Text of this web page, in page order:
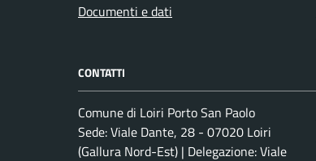
Documenti e dati
CONTATTI
Comune di Loiri Porto San Paolo
Sede: Viale Dante, 28 - 07020 Loiri
(Gallura Nord-Est) | Delegazione: Viale